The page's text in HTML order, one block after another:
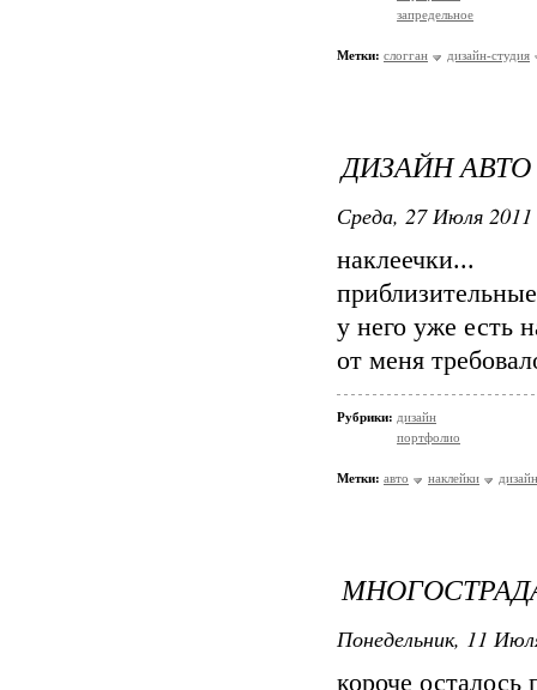
запредельное
Метки: слогган дизайн-студия
ДИЗАЙН АВТО
Среда, 27 Июля
наклеечки...
у него уже есть
от меня
Рубрики: дизайн
портфолио
Метки: авто наклейки дизайн
Понедельник, 11
короче осталось